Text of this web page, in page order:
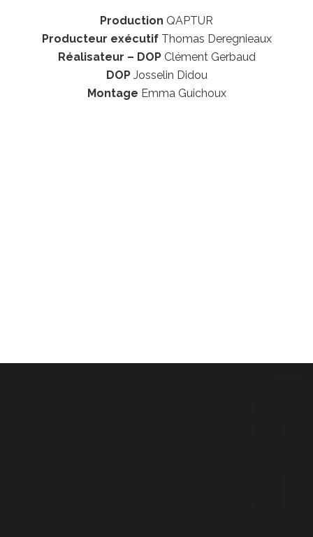
Production QAPTUR
Producteur exécutifThomas Deregnieaux
Réalisateur – DOPClément Gerbaud
DOPJosselin Didou
Montage Emma Guichoux